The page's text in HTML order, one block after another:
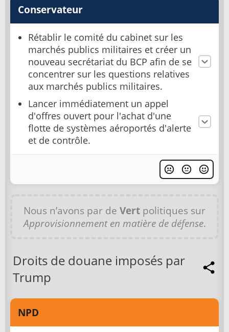
Conservateur
Rétablir le comité du cabinet sur les
marchés publics militaires et créer un
nouveau secrétariat du BCP afin de se
concentrer sur les questions relatives
aux marchés publics militaires.
Lancer immédiatement un appel
d'offres ouvert pour l'achat d'une
flotte de systèmes aéroportés d'alerte
et de contrôle.
Nous n’avons par de Vert politiques sur
Approvisionnement en matière de défense.
Droits de douane imposés par
Trump
NPD